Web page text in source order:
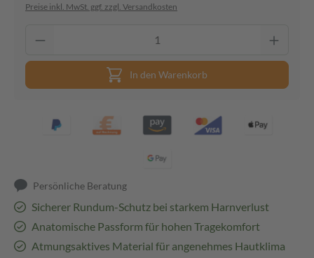
Preise inkl. MwSt. ggf. zzgl. Versandkosten
In den Warenkorb
Persönliche Beratung
Sicherer Rundum-Schutz bei starkem Harnverlust
Anatomische Passform für hohen Tragekomfort
Atmungsaktives Material für angenehmes Hautklima